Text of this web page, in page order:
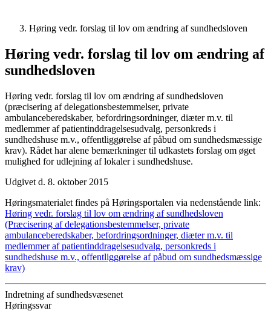
Høring vedr. forslag til lov om ændring af sundhedsloven
Høring vedr. forslag til lov om ændring af
sundhedsloven
Høring vedr. forslag til lov om ændring af sundhedsloven
(præcisering af delegationsbestemmelser, private
ambulanceberedskaber, befordringsordninger, diæter m.v. til
medlemmer af patientinddragelsesudvalg, personkreds i
sundhedshuse m.v., offentliggørelse af påbud om sundhedsmæssige
krav). Rådet har alene bemærkninger til udkastets forslag om øget
mulighed for udlejning af lokaler i sundhedshuse.
Udgivet d. 8. oktober 2015
Høringsmaterialet findes på Høringsportalen via nedenstående link:
Høring vedr. forslag til lov om ændring af sundhedsloven
(Præcisering af delegationsbestemmelser, private
ambulanceberedskaber, befordringsordninger, diæter m.v. til
medlemmer af patientinddragelsesudvalg, personkreds i
sundhedshuse m.v., offentliggørelse af påbud om sundhedsmæssige
krav)
Indretning af sundhedsvæsenet
Høringssvar